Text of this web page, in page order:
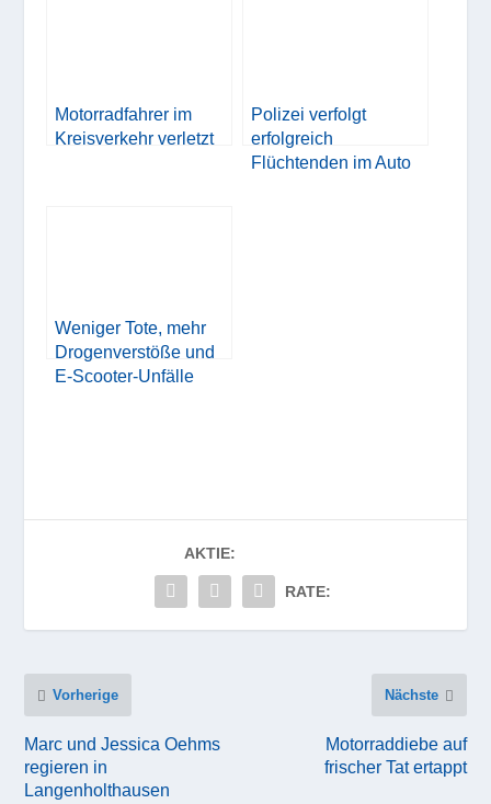
Motorradfahrer im
Kreisverkehr verletzt
Polizei verfolgt
erfolgreich
Flüchtenden im Auto
Weniger Tote, mehr
Drogenverstöße und
E-Scooter-Unfälle
AKTIE:
RATE:
Vorherige
Marc und Jessica Oehms
regieren in
Langenholthausen
Nächste
Motorraddiebe auf
frischer Tat ertappt